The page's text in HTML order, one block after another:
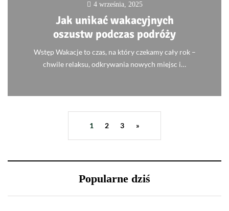
4 września, 2025
Jak unikać wakacyjnych
oszustw podczas podróży
Wstęp Wakacje to czas, na który czekamy cały rok –
chwile relaksu, odkrywania nowych miejsc i…
1 2 3 »
Popularne dziś